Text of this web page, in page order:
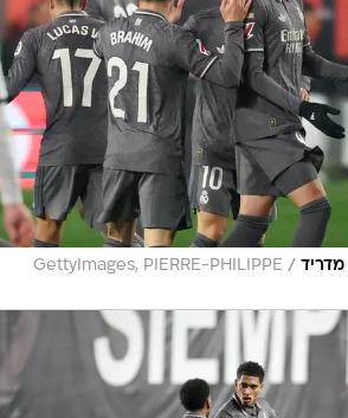
מדריד /
GettyImages, PIERRE-PHILIPPE